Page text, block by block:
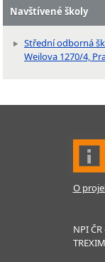
Navštívené školy
Střední odborná
Weilova 1270/4,
O
NPI